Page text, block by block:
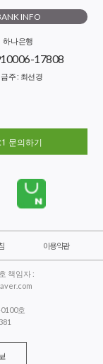
INFO
하나은행
17808
주 : 최선경
문의하기
이용약관
책임자 :
호